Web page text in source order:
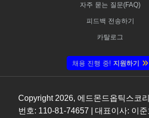
자주 묻는 질문(FAQ)
피드백 전송하기
카탈로그
채용 진행 중! 지원하기
Copyright 2026, 에드몬드옵틱스코
번호: 110-81-74657 | 대표이사: 이